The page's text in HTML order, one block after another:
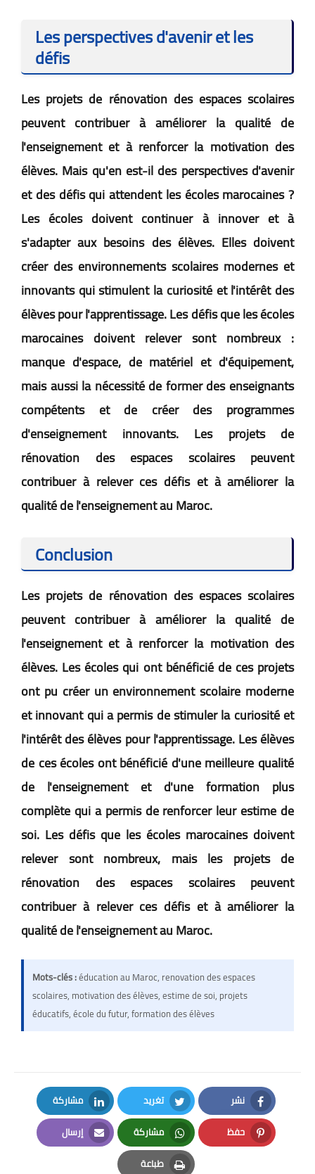
Les perspectives d'avenir et les
défis
Les projets de rénovation des espaces scolaires
peuvent contribuer à améliorer la qualité de
l'enseignement et à renforcer la motivation des
élèves. Mais qu'en est-il des perspectives d'avenir
et des défis qui attendent les écoles marocaines ?
Les écoles doivent continuer à innover et à
s'adapter aux besoins des élèves. Elles doivent
créer des environnements scolaires modernes et
innovants qui stimulent la curiosité et l'intérêt des
élèves pour l'apprentissage. Les défis que les écoles
marocaines doivent relever sont nombreux :
manque d'espace, de matériel et d'équipement,
mais aussi la nécessité de former des enseignants
compétents et de créer des programmes
d'enseignement innovants. Les projets de
rénovation des espaces scolaires peuvent
contribuer à relever ces défis et à améliorer la
qualité de l'enseignement au Maroc.
Conclusion
Les projets de rénovation des espaces scolaires
peuvent contribuer à améliorer la qualité de
l'enseignement et à renforcer la motivation des
élèves. Les écoles qui ont bénéficié de ces projets
ont pu créer un environnement scolaire moderne
et innovant qui a permis de stimuler la curiosité et
l'intérêt des élèves pour l'apprentissage. Les élèves
de ces écoles ont bénéficié d'une meilleure qualité
de l'enseignement et d'une formation plus
complète qui a permis de renforcer leur estime de
soi. Les défis que les écoles marocaines doivent
relever sont nombreux, mais les projets de
rénovation des espaces scolaires peuvent
contribuer à relever ces défis et à améliorer la
qualité de l'enseignement au Maroc.
Mots-clés :éducation au Maroc, renovation des espaces
scolaires, motivation des élèves, estime de soi, projets
éducatifs, école du futur, formation des élèves
نشر
Facebook
تغريد
Twitter
مشاركة
LinkedIn
حفظ
Pinterest
مشاركة
Whatsapp
إرسال
Email
طباعة